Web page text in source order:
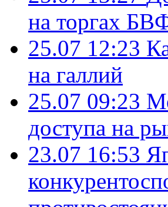
на торгах
25.07 12:23
на галлий
25.07 09:23
доступа на
23.07 16:53